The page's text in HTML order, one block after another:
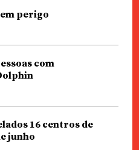
perigo
com
16 centros de
junho